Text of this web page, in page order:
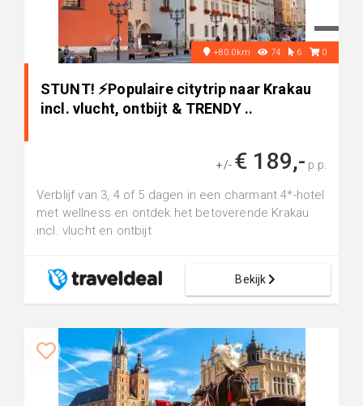
+80.0km 74 6 0
STUNT! ⚡Populaire citytrip naar Krakau
incl. vlucht, ontbijt & TRENDY ..
+/- € 189,- p.p.
Verblijf van 3, 4 of 5 dagen in een charmant 4*-hotel
met wellness en ontdek het betoverende Krakau
incl. vlucht en ontbijt
Bekijk